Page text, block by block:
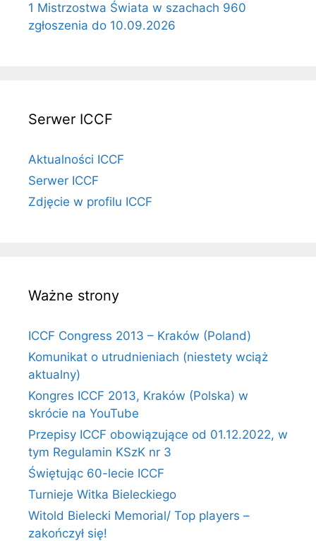
1 Mistrzostwa Świata w szachach 960
zgłoszenia do 10.09.2026
Serwer ICCF
Aktualności ICCF
Serwer ICCF
Zdjęcie w profilu ICCF
Ważne strony
ICCF Congress 2013 – Kraków (Poland)
Komunikat o utrudnieniach (niestety wciąż
aktualny)
Kongres ICCF 2013, Kraków (Polska) w
skrócie na YouTube
Przepisy ICCF obowiązujące od 01.12.2022, w
tym Regulamin KSzK nr 3
Świętując 60-lecie ICCF
Turnieje Witka Bieleckiego
Witold Bielecki Memorial/ Top players –
zakończył się!